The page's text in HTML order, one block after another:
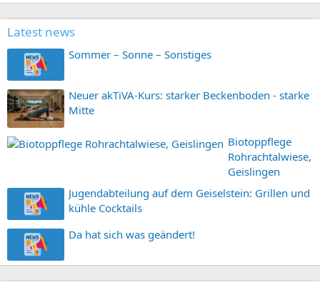
Latest news
Sommer – Sonne – Sonstiges
Neuer akTiVA-Kurs: starker Beckenboden - starke
Mitte
Biotoppflege
Rohrachtalwiese,
Geislingen
Jugendabteilung auf dem Geiselstein: Grillen und
kühle Cocktails
Da hat sich was geändert!